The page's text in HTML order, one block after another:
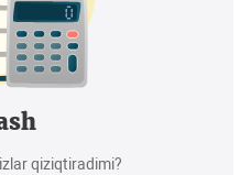
qiziqtiradimi?